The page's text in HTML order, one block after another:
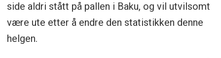
side aldri stått på pallen i Baku, og vil utvilsomt
være ute etter å endre den statistikken denne
helgen.